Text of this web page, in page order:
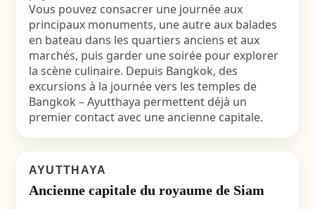
Vous pouvez consacrer une journée aux
principaux monuments, une autre aux balades
en bateau dans les quartiers anciens et aux
marchés, puis garder une soirée pour explorer
la scène culinaire. Depuis Bangkok, des
excursions à la journée vers les temples de
Bangkok – Ayutthaya permettent déjà un
premier contact avec une ancienne capitale.
AYUTTHAYA
Ancienne capitale du royaume de Siam